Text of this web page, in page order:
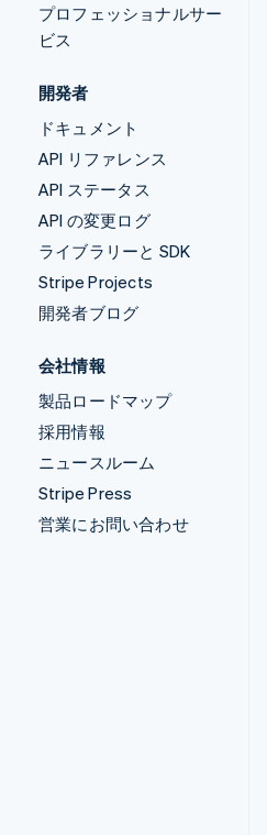
プロフェッショナルサー
ビス
開発者
ドキュメント
API リファレンス
API ステータス
API の変更ログ
ライブラリーと SDK
Stripe Projects
開発者ブログ
会社情報
製品ロードマップ
採用情報
ニュースルーム
Stripe Press
営業にお問い合わせ